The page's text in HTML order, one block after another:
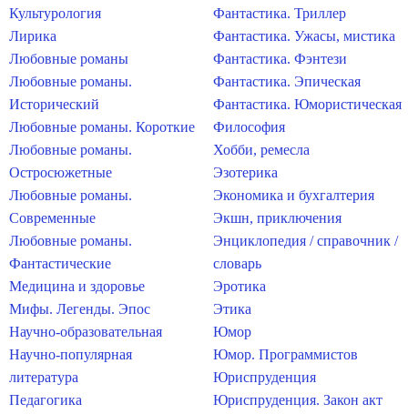
Культурология
Лирика
Любовные романы
Любовные романы.
Исторический
Любовные романы. Короткие
Любовные романы.
Остросюжетные
Любовные романы.
Современные
Любовные романы.
Фантастические
Медицина и здоровье
Мифы. Легенды. Эпос
Научно-образовательная
Научно-популярная
литература
Педагогика
Фантастика. Триллер
Фантастика. Ужасы, мистика
Фантастика. Фэнтези
Фантастика. Эпическая
Фантастика. Юмористическая
Философия
Хобби, ремесла
Эзотерика
Экономика и бухгалтерия
Экшн, приключения
Энциклопедия / справочник /
словарь
Эротика
Этика
Юмор
Юмор. Программистов
Юриспруденция
Юриспруденция. Закон акт